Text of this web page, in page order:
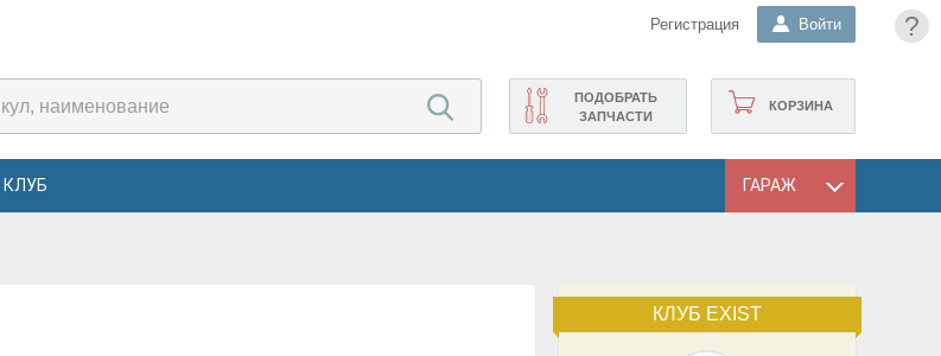
?
Регистрация Войти
КОРЗИНА
ПОДОБРАТЬ
ЗАПЧАСТИ
КЛУБ ГАРАЖ
КЛУБ EXIST